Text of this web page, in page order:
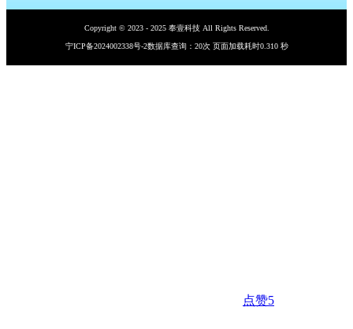
Copyright © 2023 - 2025 奉壹科技 All Rights Reserved.
宁ICP备2024002338号-2数据库查询：20次 页面加载耗时0.310 秒
点赞5